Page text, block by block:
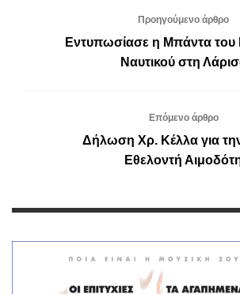
Προηγούμενο άρθρο
Εντυπωσίασε η Μπάντα του
Ναυτικού στη
Επόμενο άρθρο
Δήλωση Χρ. Κέλλα για
Εθελοντή